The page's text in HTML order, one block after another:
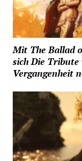
Mit The Ballad
sich Die Tribute
Vergangenheit